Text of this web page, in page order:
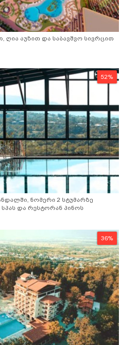
ღია აუზით და საბავშვო სივრცით
52%
ნომერი 2 სტუმარზე
სპას და რესტორან პინოს
36%